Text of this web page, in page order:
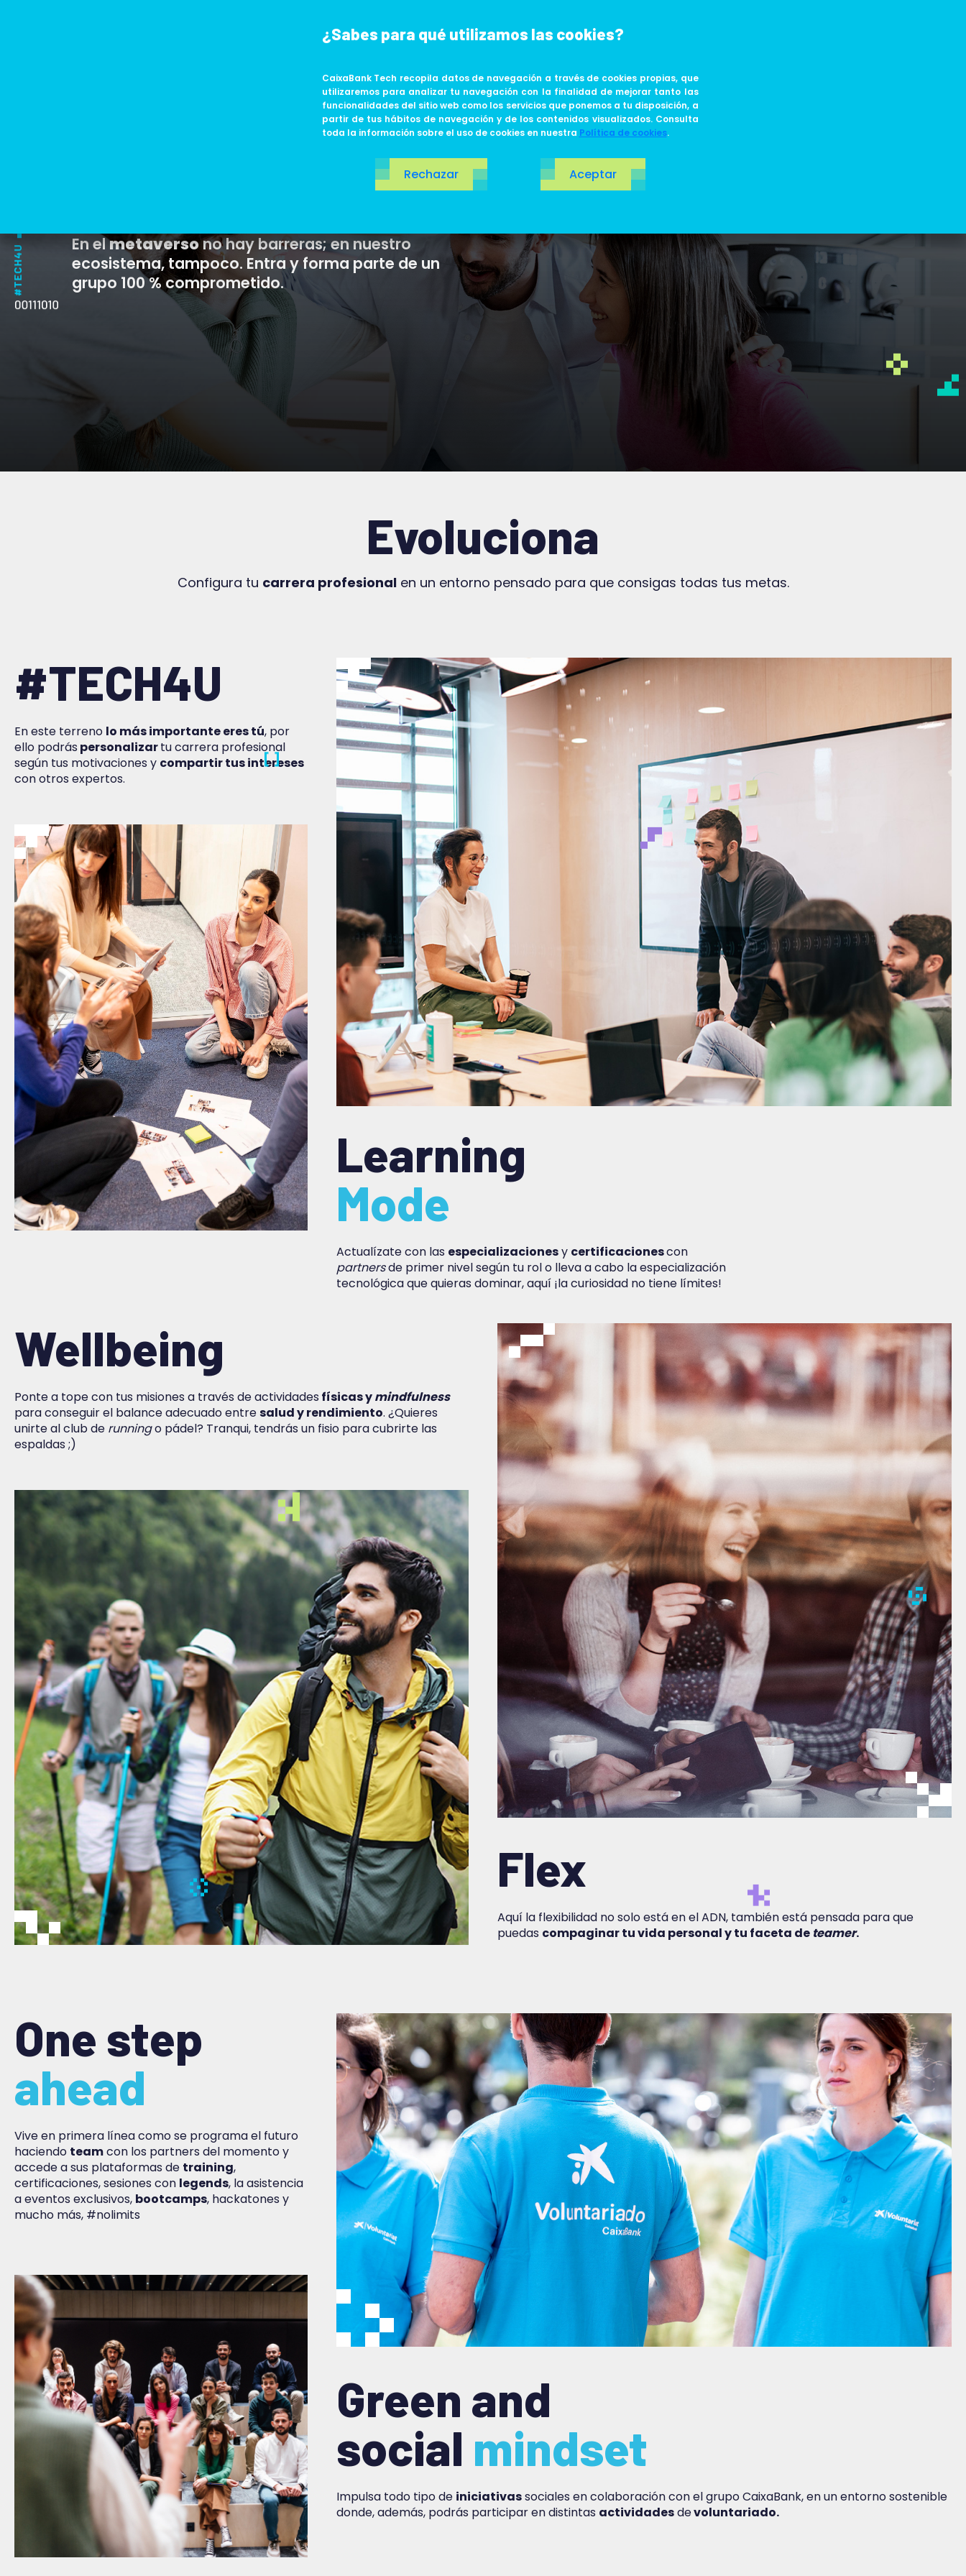
¿Sabes para qué utilizamos las cookies?
CaixaBank Tech recopila datos de navegación a través de cookies propias, que
utilizaremos para analizar tu navegación con la finalidad de mejorar tanto las
funcionalidades del sitio web como los servicios que ponemos a tu disposición, a
partir de tus hábitos de navegación y de los contenidos visualizados. Consulta
toda la información sobre el uso de cookies en nuestra Política de cookies.
Rechazar Aceptar
ABOUT US LIFE AT TECH
En elmetaversono hay barreras; en nuestro
ecosistema, tampoco. Entra y forma parte de un
grupo 100 % comprometido.
Evoluciona
Configura tu carrera profesionalen un entorno pensado para que consigas todas tus metas.
#TECH4U
En este terreno lo más importante eres tú, por
ello podrás personalizartu carrera profesional
según tus motivaciones y compartir tus intereses
con otros expertos.
Learning
Mode
Actualízate con las especializacionesy certificacionescon
partnersde primer nivel según tu rol o lleva a cabo la especialización
tecnológica que quieras dominar, aquí ¡la curiosidad no tiene límites!
Wellbeing
Ponte a tope con tus misiones a través de actividades físicas ymindfulness
para conseguir el balance adecuado entresalud y rendimiento. ¿Quieres
unirte al club de runningo pádel? Tranqui, tendrás un fisio para cubrirte las
espaldas ;)
Flex
Aquí la flexibilidad no solo está en el ADN, también está pensada para que
puedas compaginar tu vida personal y tu faceta de teamer.
Green and
social mindset
Impulsa todo tipo de iniciativassociales en colaboración con el grupo CaixaBank, en un entorno sostenible
donde, además, podrás participar en distintas actividadesdevoluntariado.
One step
ahead
Vive en primera línea como se programa el futuro
haciendo teamcon los partners del momento y
accede a sus plataformas de training,
certificaciones, sesiones con legends, la asistencia
a eventos exclusivos, bootcamps, hackatones y
mucho más, #nolimits